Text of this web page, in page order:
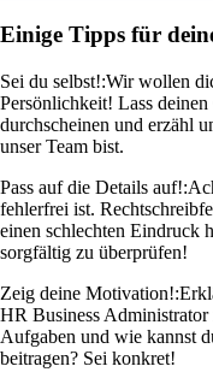
Einige Tipps für
Sei du selbst!:Wir wollen
Persönlichkeit! Lass
durchscheinen und erzähl
unser Team bist.
Pass auf die Details auf!:
fehlerfrei ist.
einen schlechten Eindruck
sorgfältig zu überprüfen!
Zeig deine Motivation!:
HR Business Administrator
Aufgaben und wie kannst
beitragen? Sei konkret!